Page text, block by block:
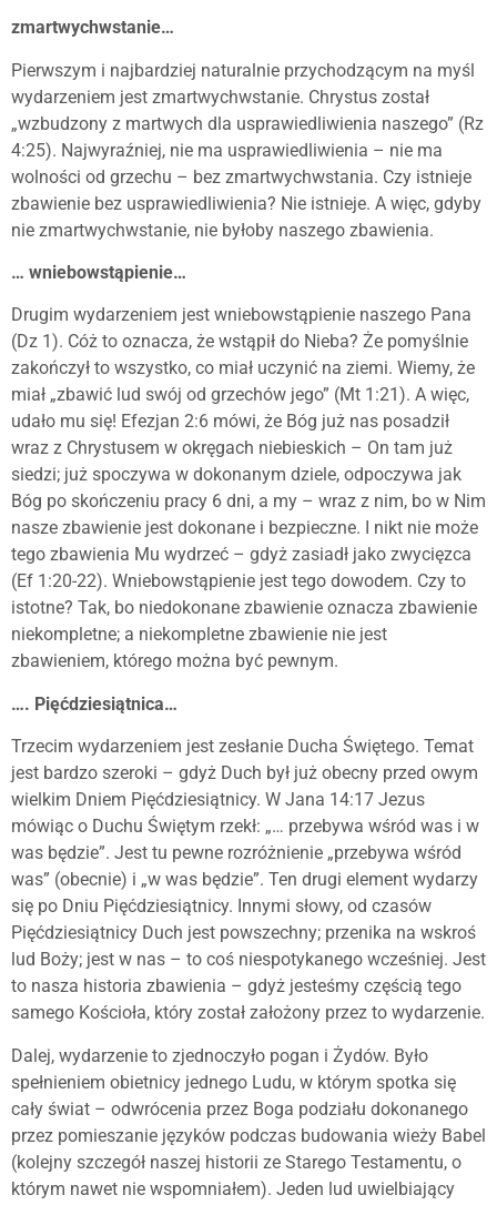
zmartwychwstanie…
Pierwszym i najbardziej naturalnie przychodzącym na myśl
wydarzeniem jest zmartwychwstanie. Chrystus został
„wzbudzony z martwych dla usprawiedliwienia naszego” (Rz
4:25). Najwyraźniej, nie ma usprawiedliwienia – nie ma
wolności od grzechu – bez zmartwychwstania. Czy istnieje
zbawienie bez usprawiedliwienia? Nie istnieje. A więc, gdyby
nie zmartwychwstanie, nie byłoby naszego zbawienia.
… wniebowstąpienie…
Drugim wydarzeniem jest wniebowstąpienie naszego Pana
(Dz 1). Cóż to oznacza, że wstąpił do Nieba? Że pomyślnie
zakończył to wszystko, co miał uczynić na ziemi. Wiemy, że
miał „zbawić lud swój od grzechów jego” (Mt 1:21). A więc,
udało mu się! Efezjan 2:6 mówi, że Bóg już nas posadził
wraz z Chrystusem w okręgach niebieskich – On tam już
siedzi; już spoczywa w dokonanym dziele, odpoczywa jak
Bóg po skończeniu pracy 6 dni, a my – wraz z nim, bo w Nim
nasze zbawienie jest dokonane i bezpieczne. I nikt nie może
tego zbawienia Mu wydrzeć – gdyż zasiadł jako zwycięzca
(Ef 1:20-22). Wniebowstąpienie jest tego dowodem. Czy to
istotne? Tak, bo niedokonane zbawienie oznacza zbawienie
niekompletne; a niekompletne zbawienie nie jest
zbawieniem, którego można być pewnym.
…. Pięćdziesiątnica…
Trzecim wydarzeniem jest zesłanie Ducha Świętego. Temat
jest bardzo szeroki – gdyż Duch był już obecny przed owym
wielkim Dniem Pięćdziesiątnicy. W Jana 14:17 Jezus
mówiąc o Duchu Świętym rzekł: „… przebywa wśród was i w
was będzie”. Jest tu pewne rozróżnienie „przebywa wśród
was” (obecnie) i „w was będzie”. Ten drugi element wydarzy
się po Dniu Pięćdziesiątnicy. Innymi słowy, od czasów
Pięćdziesiątnicy Duch jest powszechny; przenika na wskroś
lud Boży; jest w nas – to coś niespotykanego wcześniej. Jest
to nasza historia zbawienia – gdyż jesteśmy częścią tego
samego Kościoła, który został założony przez to wydarzenie.
Dalej, wydarzenie to zjednoczyło pogan i Żydów. Było
spełnieniem obietnicy jednego Ludu, w którym spotka się
cały świat – odwrócenia przez Boga podziału dokonanego
przez pomieszanie języków podczas budowania wieży Babel
(kolejny szczegół naszej historii ze Starego Testamentu, o
którym nawet nie wspomniałem). Jeden lud uwielbiający